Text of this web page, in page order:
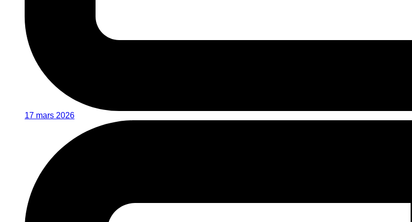
17 mars 2026